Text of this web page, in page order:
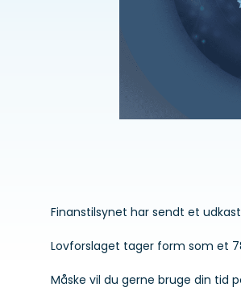
Finanstilsynet har sendt et
Lovforslaget tager form som et
Måske vil du gerne bruge din tid